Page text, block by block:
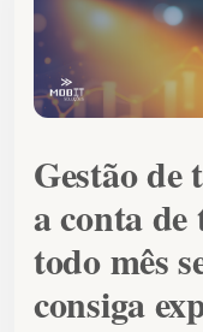
Gestão de
a conta de
todo mês
consiga